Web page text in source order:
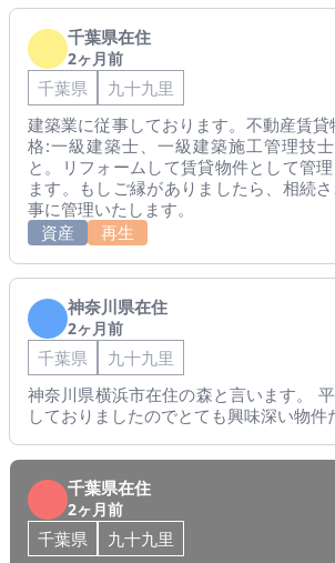
千葉県在住
2ヶ月前
千葉県
九十九里
建築業に従事しております。不動産賃
格:一級建築士、一級建築施工管理技
と。リフォームして賃貸物件として管
ます。もしご縁がありましたら、相続
事に管理いたします。
資産
再生
神奈川県在住
2ヶ月前
千葉県
九十九里
神奈川県横浜市在住の森と言います。
しておりましたのでとても興味深い物件
千葉県在住
2ヶ月前
千葉県
九十九里